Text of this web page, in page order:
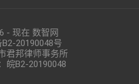
- 现在 数智网
B2-20190048号
君邦律师事务所
皖B2-20190048